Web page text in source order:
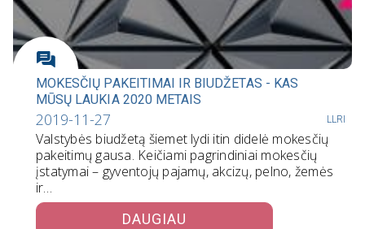
MOKESČIŲ PAKEITIMAI IR BIUDŽETAS - KAS
MŪSŲ LAUKIA 2020 METAIS
2019-11-27 LLRI
Valstybės biudžetą šiemet lydi itin didelė mokesčių
pakeitimų gausa. Keičiami pagrindiniai mokesčių
įstatymai – gyventojų pajamų, akcizų, pelno, žemės
ir…
DAUGIAU